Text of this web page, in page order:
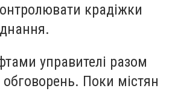
крадіжки
управителі разом
обговорень. Поки містян